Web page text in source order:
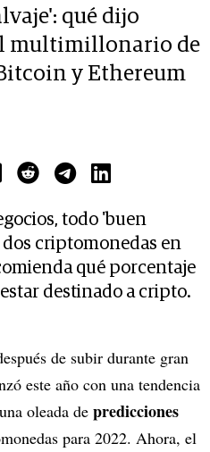
qué dijo
multimillonario de
y Ethereum
todo 'buen
criptomonedas en
qué porcentaje
destinado a cripto.
de subir durante gran
este año con una tendencia
oleada de predicciones
para 2022. Ahora, el